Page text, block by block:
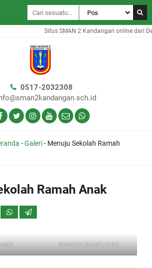
Situs SMAN 2 Kandangan online dari
0517-2032308
-Galeri- Menuju Sekolah Ramah
Ramah Anak
Sekolah Ramah Anak